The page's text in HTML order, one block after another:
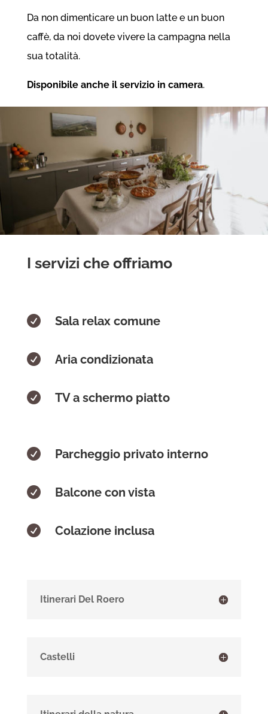
Da non dimenticare un buon latte e un buon
caffè, da noi dovete vivere la campagna nella
sua totalità.
Disponibile anche il servizio in camera.
I servizi che offriamo
 Sala relax comune
 Aria condizionata
 TV a schermo piatto
 Parcheggio privato interno
 Balcone con vista
 Colazione inclusa
Itinerari Del Roero
Castelli